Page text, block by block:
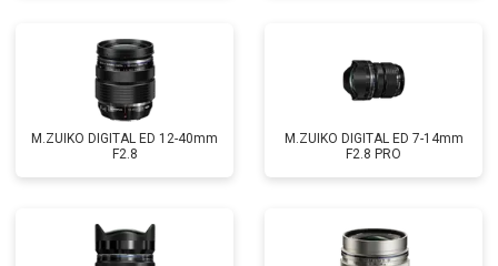
M.ZUIKO DIGITAL ED 12-40mm
F2.8
M.ZUIKO DIGITAL ED 7-14mm
F2.8 PRO